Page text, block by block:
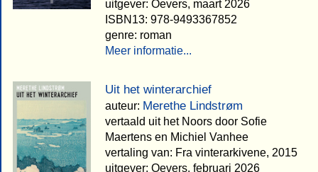
uitgever: Oevers, maart 2026
ISBN13: 978-9493367852
genre: roman
Meer informatie...
Uit het winterarchief
auteur: Merethe Lindstrøm
vertaald uit het Noors door Sofie
Maertens en Michiel Vanhee
vertaling van: Fra vinterarkivene, 2015
uitgever: Oevers, februari 2026